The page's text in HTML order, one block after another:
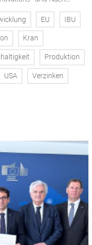
EU IBU
Kran
Produktion
USA Verzinken